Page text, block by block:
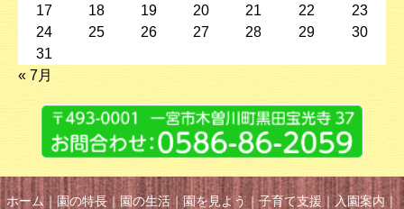
17
18 19 20 21 22
23
24
25 26 27 28 29
30
31
« 7月
ホーム ｜ 園の特長｜ 園の生活 ｜ 園を見よう ｜ 子育て支援 ｜入園案内｜